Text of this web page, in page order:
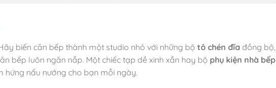
biến căn bếp thành một studio nhỏ với những bộ tô chén đĩa đồng bộ,
bếp luôn ngăn nắp. Một chiếc tạp dề xinh xắn hay bộ phụ kiện nhà bếp
nấu nướng cho bạn mỗi ngày.